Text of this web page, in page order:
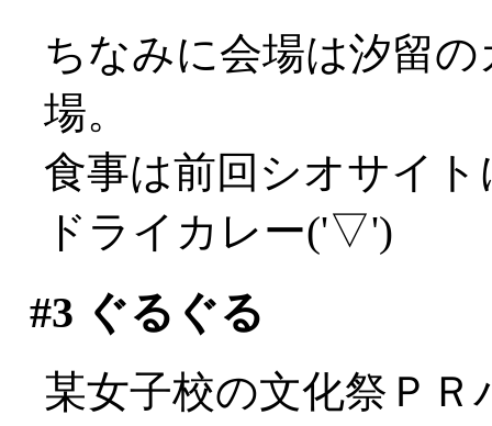
ちなみに会場は汐留
場。
食事は前回シオサイ
ドライカレー('▽')
#3 ぐるぐる
某女子校の文化祭Ｐ